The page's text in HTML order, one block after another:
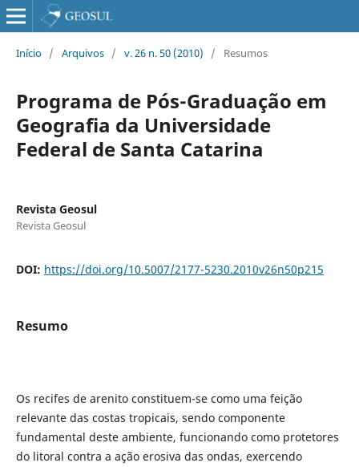
Início / Arquivos / v. 26 n. 50 (2010) / Resumos
Programa de Pós-Graduação em
Geografia da Universidade
Federal de Santa Catarina
Revista Geosul
Revista Geosul
DOI: https://doi.org/10.5007/2177-5230.2010v26n50p215
Resumo
Os recifes de arenito constituem-se como uma feição
relevante das costas tropicais, sendo componente
fundamental deste ambiente, funcionando como protetores
do litoral contra a ação erosiva das ondas, exercendo